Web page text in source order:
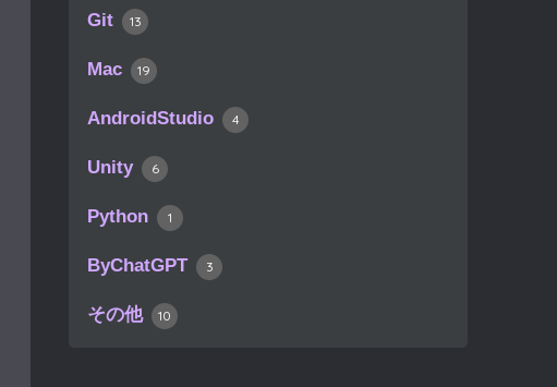
Git 13
Mac 19
AndroidStudio 4
Unity 6
Python 1
ByChatGPT 3
その他 10